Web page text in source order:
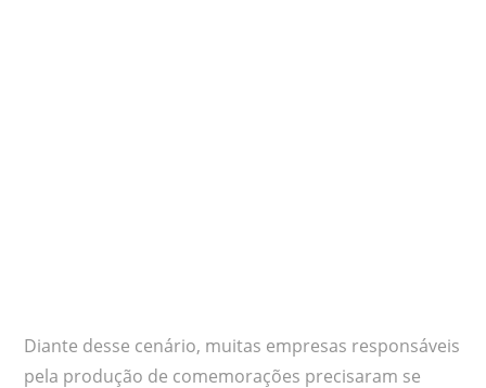
Diante desse cenário, muitas empresas responsáveis
pela produção de comemorações precisaram se